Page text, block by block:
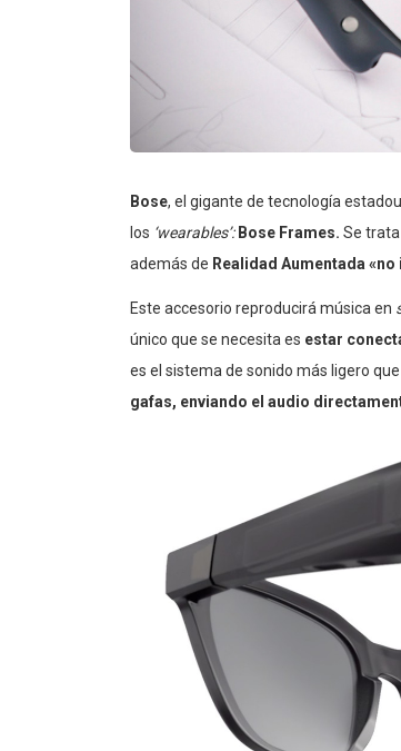
Bose, el gigante de tecnología
los ‘wearables’: Bose Frames. Se
además de Realidad Aumentada «no
Este accesorio reproducirá música en
único que se necesita es estar
es el sistema de sonido más ligero
gafas, enviando el audio